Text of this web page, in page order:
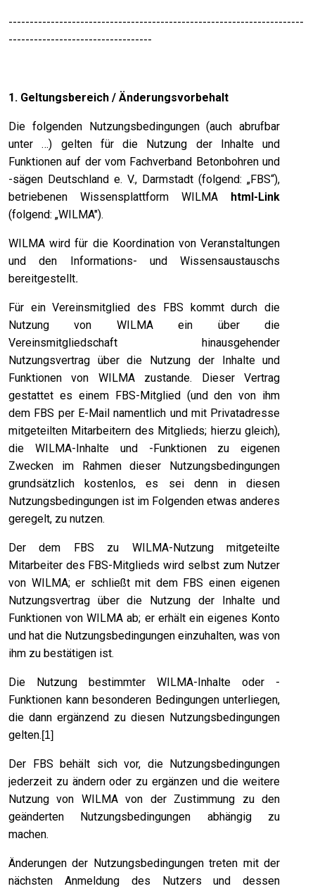
----------------------------------------------------------------------
----------------------------------
1. Geltungsbereich / Änderungsvorbehalt
Die folgenden Nutzungsbedingungen (auch abrufbar
unter …) gelten für die Nutzung der Inhalte und
Funktionen auf der vom Fachverband Betonbohren und
-sägen Deutschland e. V., Darmstadt (folgend: „FBS“),
betriebenen Wissensplattform WILMA html-Link
(folgend: „WILMA").
WILMA wird für die Koordination von Veranstaltungen
und den Informations- und Wissensaustauschs
bereitgestellt.
Für ein Vereinsmitglied des FBS kommt durch die
Nutzung von WILMA ein über die
Vereinsmitgliedschaft hinausgehender
Nutzungsvertrag über die Nutzung der Inhalte und
Funktionen von WILMA zustande. Dieser Vertrag
gestattet es einem FBS-Mitglied (und den von ihm
dem FBS per E-Mail namentlich und mit Privatadresse
mitgeteilten Mitarbeitern des Mitglieds; hierzu gleich),
die WILMA-Inhalte und -Funktionen zu eigenen
Zwecken im Rahmen dieser Nutzungsbedingungen
grundsätzlich kostenlos, es sei denn in diesen
Nutzungsbedingungen ist im Folgenden etwas anderes
geregelt, zu nutzen.
Der dem FBS zu WILMA-Nutzung mitgeteilte
Mitarbeiter des FBS-Mitglieds wird selbst zum Nutzer
von WILMA; er schließt mit dem FBS einen eigenen
Nutzungsvertrag über die Nutzung der Inhalte und
Funktionen von WILMA ab; er erhält ein eigenes Konto
und hat die Nutzungsbedingungen einzuhalten, was von
ihm zu bestätigen ist.
Die Nutzung bestimmter WILMA-Inhalte oder -
Funktionen kann besonderen Bedingungen unterliegen,
die dann ergänzend zu diesen Nutzungsbedingungen
gelten.[1]
Der FBS behält sich vor, die Nutzungsbedingungen
jederzeit zu ändern oder zu ergänzen und die weitere
Nutzung von WILMA von der Zustimmung zu den
geänderten Nutzungsbedingungen abhängig zu
machen.
Änderungen der Nutzungsbedingungen treten mit der
nächsten Anmeldung des Nutzers und dessen